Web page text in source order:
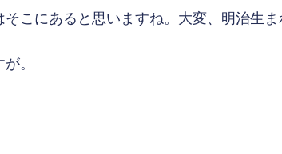
こにあると思いますね。大変、明治生
。